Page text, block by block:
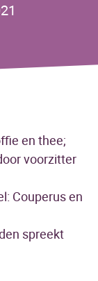
en thee;
voorzitter
Couperus en
spreekt